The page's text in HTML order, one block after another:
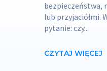
bezpieczeństwa,
lub przyjaciółmi.
pytanie: czy...
CZYTAJ WIĘCEJ